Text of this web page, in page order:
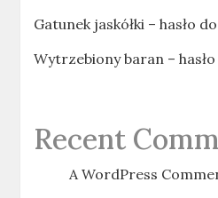
Gatunek jaskółki – hasło
Wytrzebiony baran –
Recent
A WordPress